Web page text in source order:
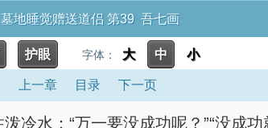
墓地睡觉赠送道侣 第39 吾七画
护眼 字体： 大 中 小
上一章 目录 下一页
冷水：“万一要没成功呢？”“没成